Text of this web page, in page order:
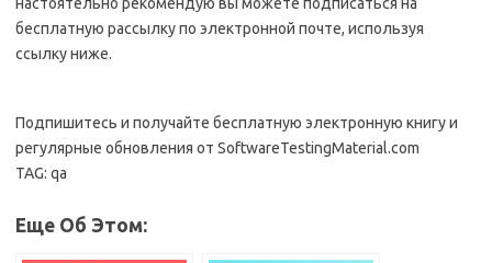
бесплатную рассылку по электронной почте, используя
ссылку ниже.
Подпишитесь и получайте бесплатную электронную книгу и
регулярные обновления от SoftwareTestingMaterial.com
TAG: qa
Еще Об Этом: